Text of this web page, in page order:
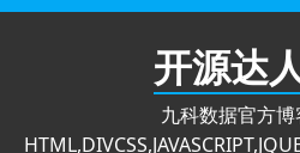
跳
开源达
九科数据官方